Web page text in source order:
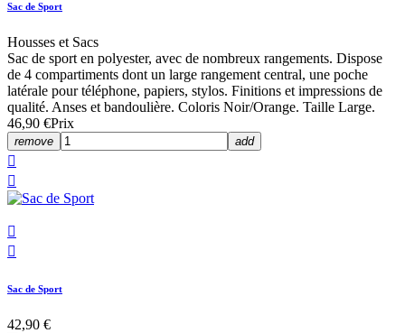
Sac de Sport
Housses et Sacs
Sac de sport en polyester, avec de nombreux rangements. Dispose
de 4 compartiments dont un large rangement central, une poche
latérale pour téléphone, papiers, stylos. Finitions et impressions de
qualité. Anses et bandoulière. Coloris Noir/Orange. Taille Large.
46,90 €Prix
remove add




Sac de Sport
42,90 €